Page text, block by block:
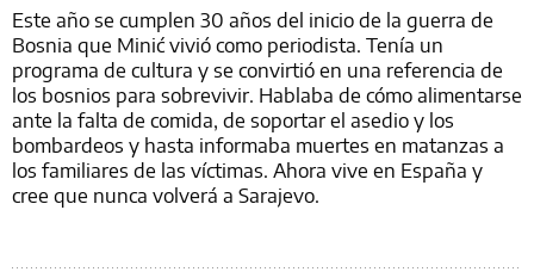
Este año se cumplen 30 años del inicio de la guerra de
Bosnia que Minić vivió como periodista. Tenía un
programa de cultura y se convirtió en una referencia de
los bosnios para sobrevivir. Hablaba de cómo alimentarse
ante la falta de comida, de soportar el asedio y los
bombardeos y hasta informaba muertes en matanzas a
los familiares de las víctimas. Ahora vive en España y
cree que nunca volverá a Sarajevo.